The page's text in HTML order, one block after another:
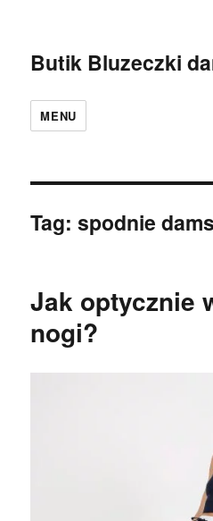
Butik Bluzeczki
MENU
Tag:spodnie
Jak optycznie
nogi?